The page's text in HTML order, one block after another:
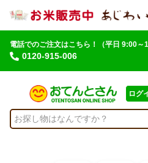
電話でのご注文はこちら！
0120-915-006
（平日 9:00～
ログ